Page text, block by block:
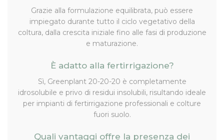
Grazie alla formulazione equilibrata, può essere
impiegato durante tutto il ciclo vegetativo della
coltura, dalla crescita iniziale fino alle fasi di produzione
e maturazione.
È adatto alla fertirrigazione?
Sì, Greenplant 20-20-20 è completamente
idrosolubile e privo di residui insolubili, risultando ideale
per impianti di fertirrigazione professionali e colture
fuori suolo.
Quali vantaggi offre la presenza dei